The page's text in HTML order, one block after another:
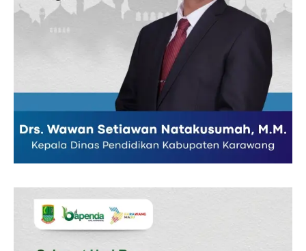
Tentang Kami
Indeks Berita